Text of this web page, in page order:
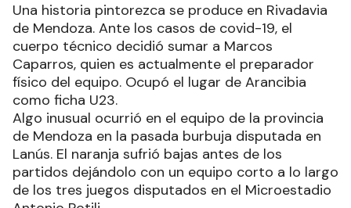
Una historia pintorezca se produce en Rivadavia
de Mendoza. Ante los casos de covid-19, el
cuerpo técnico decidió sumar a Marcos
Caparros, quien es actualmente el preparador
físico del equipo. Ocupó el lugar de Arancibia
como ficha U23.
Algo inusual ocurrió en el equipo de la provincia
de Mendoza en la pasada burbuja disputada en
Lanús. El naranja sufrió bajas antes de los
partidos dejándolo con un equipo corto a lo largo
de los tres juegos disputados en el Microestadio